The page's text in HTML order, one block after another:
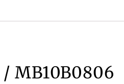
MB10B0806